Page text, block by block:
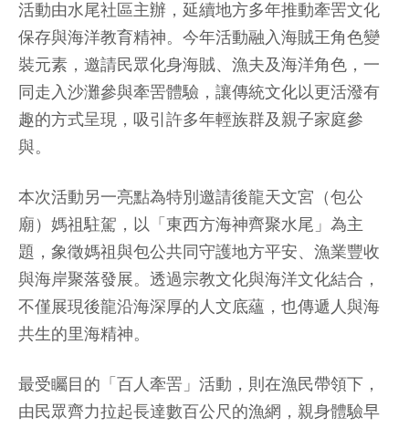
活動由水尾社區主辦，延續地方多年推動牽罟文化
保存與海洋教育精神。今年活動融入海賊王角色變
裝元素，邀請民眾化身海賊、漁夫及海洋角色，一
同走入沙灘參與牽罟體驗，讓傳統文化以更活潑有
趣的方式呈現，吸引許多年輕族群及親子家庭參
與。
本次活動另一亮點為特別邀請後龍天文宮（包公
廟）媽祖駐駕，以「東西方海神齊聚水尾」為主
題，象徵媽祖與包公共同守護地方平安、漁業豐收
與海岸聚落發展。透過宗教文化與海洋文化結合，
不僅展現後龍沿海深厚的人文底蘊，也傳遞人與海
共生的里海精神。
最受矚目的「百人牽罟」活動，則在漁民帶領下，
由民眾齊力拉起長達數百公尺的漁網，親身體驗早